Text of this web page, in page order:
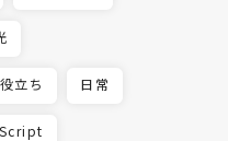
立ち 日常